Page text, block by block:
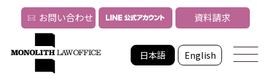
日本語 English
お問い合わせ 資料請求